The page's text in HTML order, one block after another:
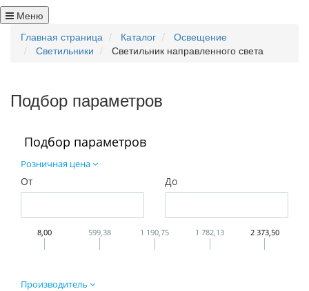
Меню
Главная страница
Каталог
Освещение
Светильники
Светильник направленного света
Подбор параметров
Подбор параметров
Розничная цена
От До
8,00 599,38 1 190,75 1 782,13 2 373,50
Производитель